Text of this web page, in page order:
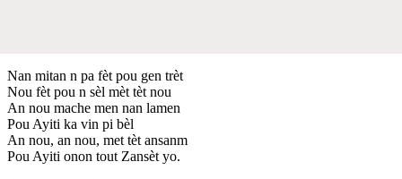
Nan mitan n pa fèt pou gen trèt
Nou fèt pou n sèl mèt tèt nou
An nou mache men nan lamen
Pou Ayiti ka vin pi bèl
An nou, an nou, met tèt ansanm
Pou Ayiti onon tout Zansèt yo.